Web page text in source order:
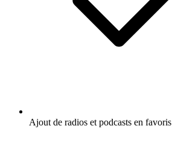
Ajout de radios et podcasts en favoris